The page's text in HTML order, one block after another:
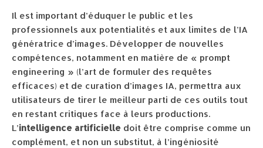
Il est important d’éduquer le public et les
professionnels aux potentialités et aux limites de l’IA
génératrice d’images. Développer de nouvelles
compétences, notamment en matière de « prompt
engineering » (l’art de formuler des requêtes
efficaces) et de curation d’images IA, permettra aux
utilisateurs de tirer le meilleur parti de ces outils tout
en restant critiques face à leurs productions.
L’intelligence artificielle doit être comprise comme un
complément, et non un substitut, à l’ingéniosité